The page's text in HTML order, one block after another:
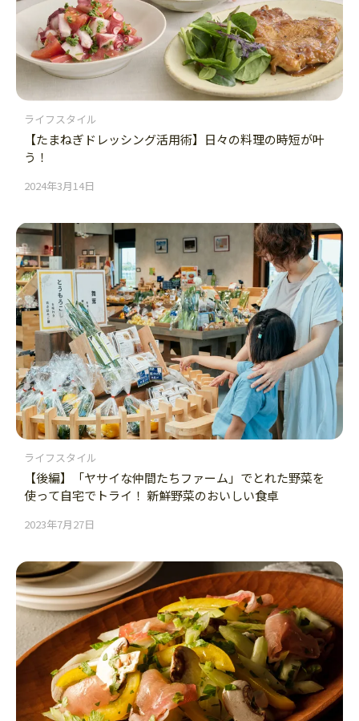
ライフスタイル
【たまねぎドレッシング活用術】日々の料理の時短が叶
う！
2024年3月14日
ライフスタイル
【後編】「ヤサイな仲間たちファーム」でとれた野菜を
使って自宅でトライ！ 新鮮野菜のおいしい食卓
2023年7月27日